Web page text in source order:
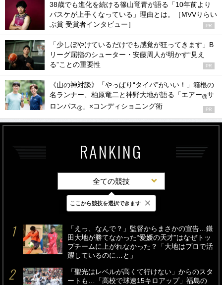
38歳でも進化を続ける篠山竜青が語る「10年前より
バスケが上手くなっている」理由とは。［MVVりらい
ぶ賞 受賞者インタビュー］
PR
「少しぼやけているだけでも感覚が狂ってきます」B
リーグ屈指のシューター・安藤周人が明かす“見え
る”ことの重要性
PR
《山の神対談》「やっぱり“タイパ”がいい！」箱根の
名ランナー、柏原竜二と神野大地が語る「エアー®サ
ロンパス® 」×コンディショニング術 PR
RANKING
全ての競技
最新 24時間 週間
「えっ、なんで？」監督からまさかの宣告…鎌
田大地が勝てなかった“愛媛の天才”はなぜトッ
プチームに上がれなかった？「大地はプロで活
躍しているのに…と」
「聖光はレベルが高くて行けない」からのスタ
ートも…「高校で球速15キロアップ」福島の
ここから競技を選択できます ×